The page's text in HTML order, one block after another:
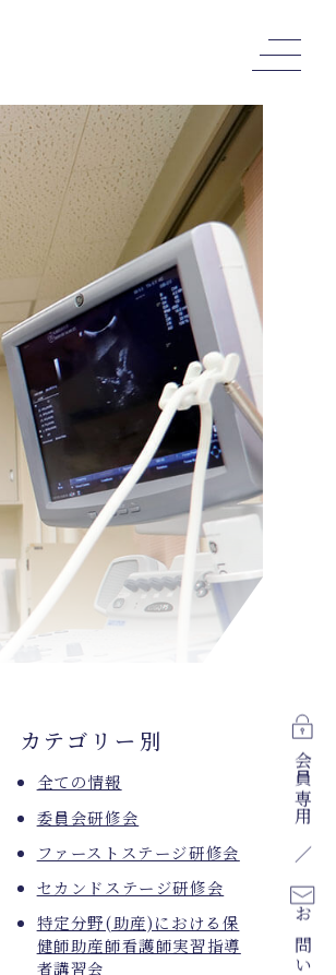
会員専用
カテゴリー別
全ての情報
委員会研修会
ファーストステージ研修会
セカンドステージ研修会
特定分野(助産)における保
健師助産師看護師実習指導
者講習会